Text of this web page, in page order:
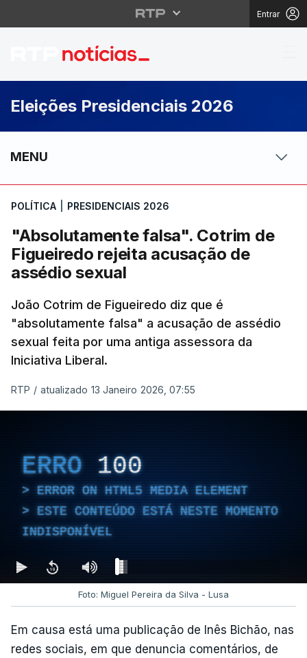
Entrar
"Absolutamente
Eleições Presidenciais 2026
MENU
POLÍTICA PRESIDENCIAIS 2026
"Absolutamente falsa". Cotrim de
Figueiredo rejeita acusação de
assédio sexual
João Cotrim de Figueiredo diz que é
"absolutamente falsa" a acusação de assédio
sexual feita por uma antiga assessora da
Iniciativa Liberal.
RTP / atualizado 13 Janeiro 2026, 07:55
ERRO 100
ERROR ON HTML5 MEDIA ELEMENT
ESTE CONTEÚDO ESTÁ NESTE MOMENTO
INDISPONÍVEL
Foto: Miguel Pereira da Silva - Lusa
Em causa está uma publicação de Inês Bichão, nas
redes sociais, em que denuncia comentários, de